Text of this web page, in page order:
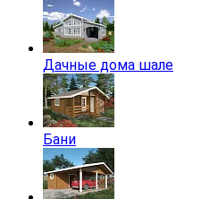
Дачные дома шале
Бани